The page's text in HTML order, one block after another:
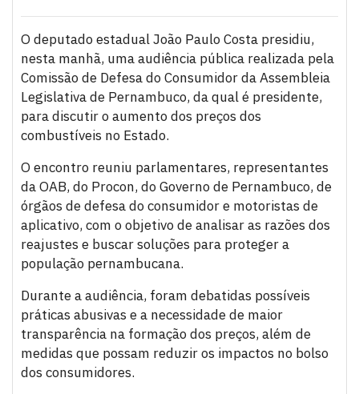
O deputado estadual João Paulo Costa presidiu,
nesta manhã, uma audiência pública realizada pela
Comissão de Defesa do Consumidor da Assembleia
Legislativa de Pernambuco, da qual é presidente,
para discutir o aumento dos preços dos
combustíveis no Estado.
O encontro reuniu parlamentares, representantes
da OAB, do Procon, do Governo de Pernambuco, de
órgãos de defesa do consumidor e motoristas de
aplicativo, com o objetivo de analisar as razões dos
reajustes e buscar soluções para proteger a
população pernambucana.
Durante a audiência, foram debatidas possíveis
práticas abusivas e a necessidade de maior
transparência na formação dos preços, além de
medidas que possam reduzir os impactos no bolso
dos consumidores.